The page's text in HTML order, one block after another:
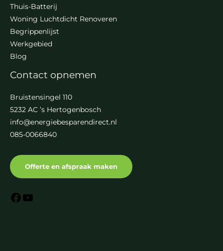
Thuis-Batterij
Woning Luchtdicht Renoveren
Begrippenlijst
Werkgebied
Blog
Contact opnemen
Bruistensingel 110
5232 AC ’s Hertogenbosch
info@energiebesparendirect.nl
085-0066840
Offerte en afspraak maken